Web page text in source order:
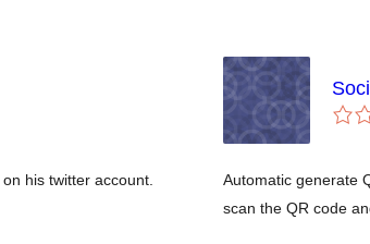
his twitter account.
Automatic generate
scan the QR code